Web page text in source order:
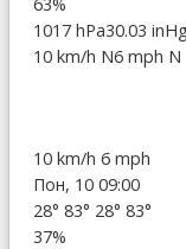
1017 hPa30.03 inHg
10 km/h N6 mph N
10 km/h 6 mph
Пон, 10 09:00
28° 83° 28° 83°
37%